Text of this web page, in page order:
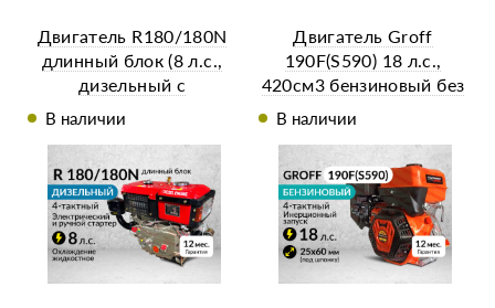
Двигатель R180/180N
длинный блок (8 л.с.,
дизельный с
электростартером)
В наличии
Двигатель Groff
190F(S590) 18 л.с.,
420см3 бензиновый без
В наличии